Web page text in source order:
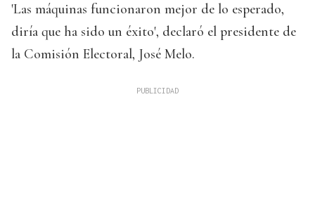
'Las máquinas funcionaron mejor de lo esperado,
diría que ha sido un éxito', declaró el presidente de
la Comisión Electoral, José Melo.